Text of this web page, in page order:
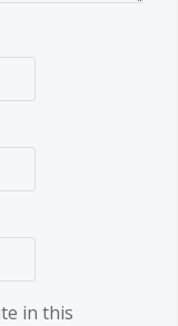
in this